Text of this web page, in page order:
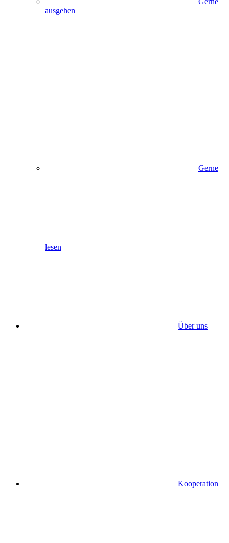
ausgehen
Gerne
lesen
Über uns
Kooperation